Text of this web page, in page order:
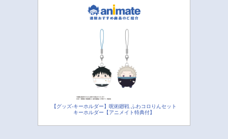
【グッズ-キーホルダー】呪術廻戦 ふわコロりんセット
キーホルダー【アニメイト特典付】